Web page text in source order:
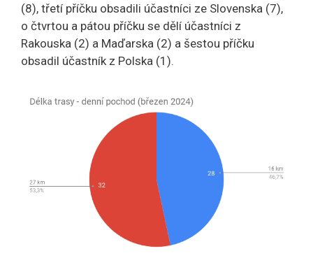
(8), třetí příčku obsadili účastníci ze Slovenska (7),
o čtvrtou a pátou příčku se dělí účastníci z
Rakouska (2) a Maďarska (2) a šestou příčku
obsadil účastník z Polska (1).